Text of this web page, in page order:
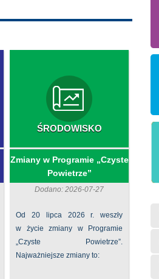
ŚRODOWISKO
Zmiany w Programie „Czyste
Powietrze”
Dodano: 2026-07-27
Od 20 lipca 2026 r. weszły
w życie zmiany w Programie
„Czyste Powietrze”.
Najważniejsze zmiany to: